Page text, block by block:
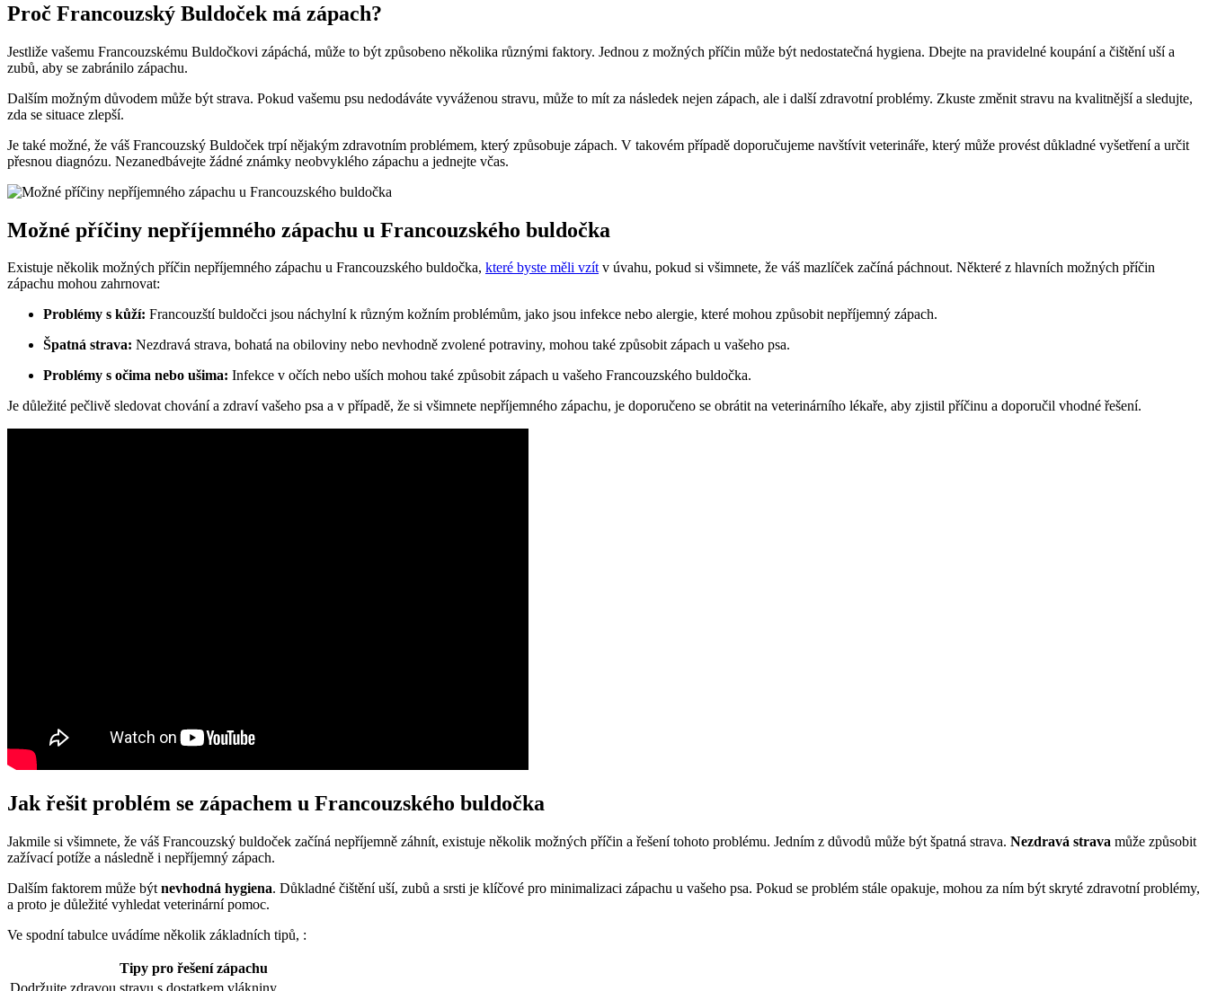
Proč​ Francouzský Buldoček má zápach?
Jestliže vašemu Francouzskému Buldočkovi ⁢zápáchá, může to ‌být způsobeno několika ​různými‍ faktory. Jednou z​ možných příčin může ‍být nedostatečná hygiena. Dbejte na pravidelné koupání a čištění uší a
zubů, aby se zabránilo ⁢zápachu.
Dalším možným ⁢důvodem může být strava.‌ Pokud vašemu psu nedodáváte vyváženou stravu,⁤ může to mít za následek nejen zápach, ale i další zdravotní problémy. Zkuste ‌změnit⁣ stravu na kvalitnější a sledujte, ​
zda se situace zlepší.
Je také možné, že váš Francouzský ​Buldoček ‌trpí ⁣nějakým zdravotním problémem, který způsobuje zápach. V takovém případě doporučujeme navštívit veterináře, který ⁣může provést důkladné vyšetření a určit
přesnou diagnózu. ⁣Nezanedbávejte žádné známky neobvyklého zápachu a ⁢jednejte ⁤včas.
Možné příčiny nepříjemného zápachu u Francouzského buldočka
Existuje několik možných příčin nepříjemného zápachu‍ u⁤ Francouzského buldočka,⁣ které byste⁤ měli vzítv úvahu, pokud si ⁤všimnete, že váš ⁤mazlíček začíná páchnout.⁢ Některé z hlavních možných příčin
zápachu mohou zahrnovat:
Problémy s kůží: Francouzští buldočci ⁢jsou náchylní‍ k různým kožním problémům, jako‍ jsou ⁢infekce nebo alergie, které‌ mohou způsobit nepříjemný zápach.
Špatná strava: Nezdravá strava, bohatá na obiloviny nebo nevhodně zvolené potraviny, mohou také ​způsobit zápach u vašeho psa.
Problémy s‍ očima nebo ušima: Infekce v očích nebo uších mohou také způsobit zápach u vašeho Francouzského buldočka.
Je důležité⁣ pečlivě sledovat ‌chování a zdraví‌ vašeho psa a⁢ v případě, že si všimnete⁤ nepříjemného zápachu, je ⁤doporučeno se obrátit ⁢na veterinárního‍ lékaře, aby zjistil příčinu⁣ a doporučil​ vhodné‍ řešení.
Jak řešit ⁣problém se zápachem u ⁣Francouzského buldočka
Jakmile si všimnete, že váš Francouzský buldoček začíná nepříjemně záhnít, existuje několik možných ⁣příčin a řešení tohoto problému. Jedním z důvodů ‍může být⁢ špatná strava. Nezdravá strava může​ způsobit
zažívací potíže a následně i nepříjemný zápach.
Dalším faktorem může⁤ být⁢ nevhodná hygiena. ‌Důkladné čištění ⁢uší, zubů a⁤ srsti je‌ klíčové⁢ pro minimalizaci zápachu u vašeho​ psa. Pokud se problém⁢ stále opakuje, mohou ⁤za ním být ⁢skryté zdravotní problémy,
a ‌proto je důležité vyhledat veterinární⁤ pomoc.
Ve spodní tabulce uvádíme několik základních tipů, :
Tipy⁢ pro řešení ​zápachu